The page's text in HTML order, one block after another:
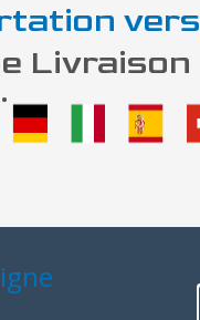
vers
Livraison